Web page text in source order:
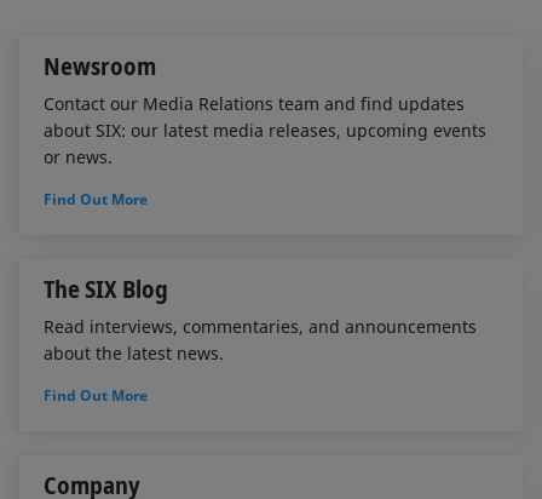
Newsroom
Contact our Media Relations team and find updates
about SIX: our latest media releases, upcoming events
or news.
Find Out More
The SIX Blog
Read interviews, commentaries, and announcements
about the latest news.
Find Out More
Company